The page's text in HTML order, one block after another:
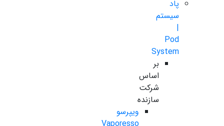
پاد
سیستم
|
Pod
System
بر
اساس
شرکت
سازنده
ویپرسو